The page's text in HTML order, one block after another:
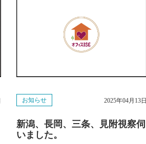
お知らせ 2025年04月13日
新潟、長岡、三条、見附視察伺
いました。